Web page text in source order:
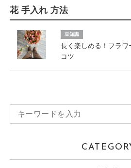
花 手入れ 方法
豆知識
長く楽しめる！フラワ
コツ